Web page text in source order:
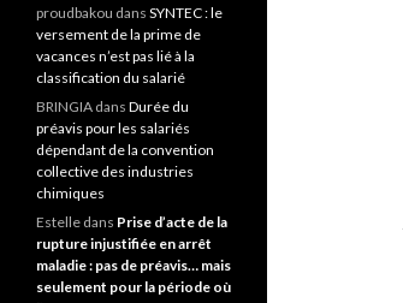
proudbakou dans SYNTEC : le
versement de la prime de
vacances n’est pas lié à la
classification du salarié
BRINGIA dans Durée du
préavis pour les salariés
dépendant de la convention
collective des industries
chimiques
Estelle dans Prise d’acte de la
rupture injustifiée en arrêt
maladie : pas de préavis… mais
seulement pour la période où